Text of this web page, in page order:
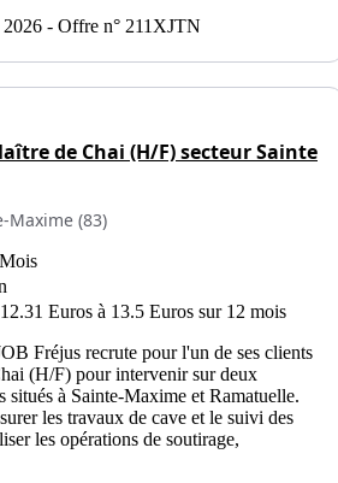
- Offre n° 211XJTN
de Chai (H/F) secteur Sainte
Maxime (83)
Euros à 13.5 Euros sur 12 mois
Fréjus recrute pour l'un de ses clients
(H/F) pour intervenir sur deux
situés à Sainte-Maxime et Ramatuelle.
les travaux de cave et le suivi des
les opérations de soutirage,